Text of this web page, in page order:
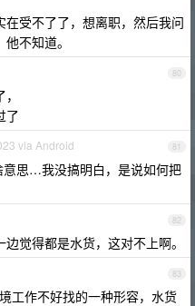
受不了了，想离职，然后我问
不知道。
80
了
81
via Android
思…我没搞明白，是说如何把
82
觉得都是水货，这对不上啊。
83
工作不好找的一种形容，水货